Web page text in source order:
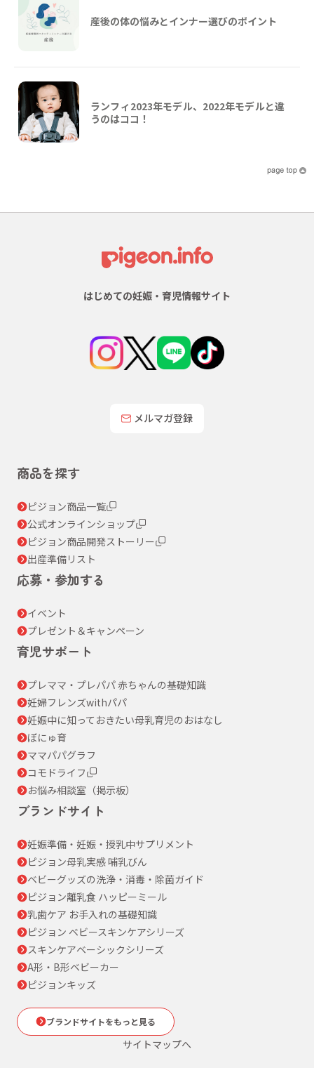
産後の体の悩みとインナー選びのポイント
ランフィ2023年モデル、2022年モデルと違
うのはココ！
はじめての妊娠・育児情報サイト
メルマガ登録
商品を探す
ピジョン商品一覧
公式オンラインショップ
ピジョン商品開発ストーリー
出産準備リスト
応募・参加する
イベント
プレゼント＆キャンペーン
育児サポート
プレママ・プレパパ 赤ちゃんの基礎知識
妊婦フレンズwithパパ
妊娠中に知っておきたい母乳育児のおはなし
ぼにゅ育
ママパパグラフ
コモドライフ
お悩み相談室（掲示板）
ブランドサイト
妊娠準備・妊娠・授乳中サプリメント
ピジョン母乳実感 哺乳びん
ベビーグッズの洗浄・消毒・除菌ガイド
ピジョン離乳食 ハッピーミール
乳歯ケア お手入れの基礎知識
ピジョン ベビースキンケアシリーズ
スキンケアベーシックシリーズ
A形・B形ベビーカー
ピジョンキッズ
ブランドサイトをもっと見る
サイトマップへ